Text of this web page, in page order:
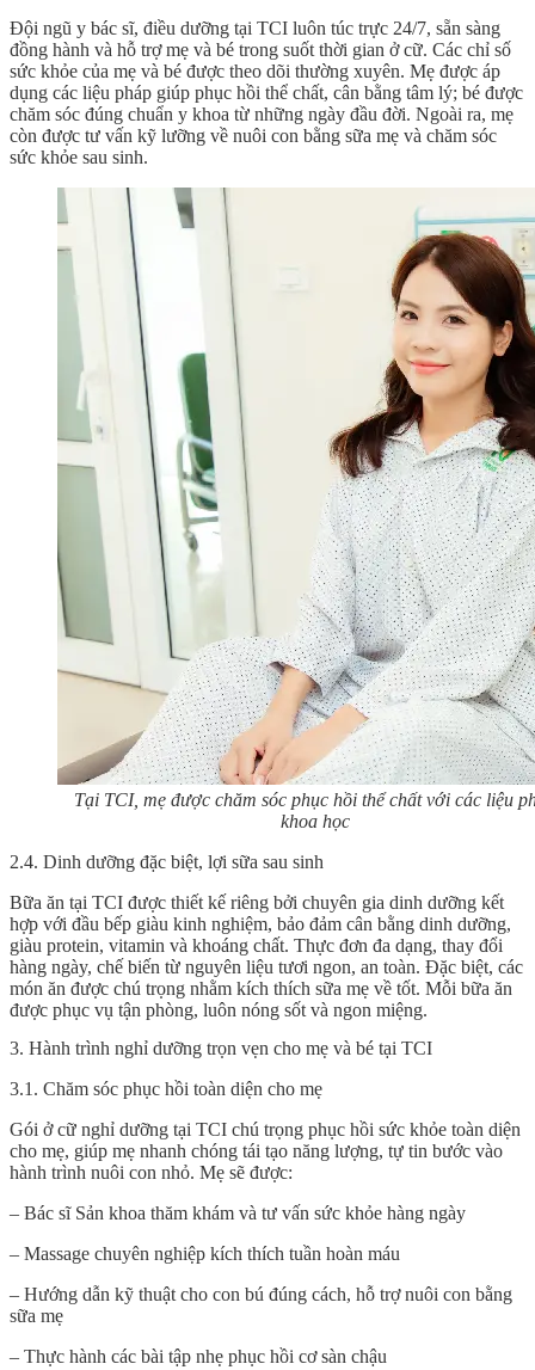
Đội ngũ y bác sĩ, điều dưỡng tại TCI luôn túc trực 24/7, sẵn sàng
đồng hành và hỗ trợ mẹ và bé trong suốt thời gian ở cữ. Các chỉ số
sức khỏe của mẹ và bé được theo dõi thường xuyên. Mẹ được áp
dụng các liệu pháp giúp phục hồi thể chất, cân bằng tâm lý; bé được
chăm sóc đúng chuẩn y khoa từ những ngày đầu đời. Ngoài ra, mẹ
còn được tư vấn kỹ lưỡng về nuôi con bằng sữa mẹ và chăm sóc
sức khỏe sau sinh.
Tại TCI, mẹ được chăm sóc phục hồi thể chất với các liệu
khoa học
2.4. Dinh dưỡng đặc biệt, lợi sữa sau sinh
Bữa ăn tại TCI được thiết kế riêng bởi chuyên gia dinh dưỡng kết
hợp với đầu bếp giàu kinh nghiệm, bảo đảm cân bằng dinh dưỡng,
giàu protein, vitamin và khoáng chất. Thực đơn đa dạng, thay đổi
hàng ngày, chế biến từ nguyên liệu tươi ngon, an toàn. Đặc biệt, các
món ăn được chú trọng nhằm kích thích sữa mẹ về tốt. Mỗi bữa ăn
được phục vụ tận phòng, luôn nóng sốt và ngon miệng.
3. Hành trình nghỉ dưỡng trọn vẹn cho mẹ và bé tại TCI
3.1. Chăm sóc phục hồi toàn diện cho mẹ
Gói ở cữ nghỉ dưỡng tại TCI chú trọng phục hồi sức khỏe toàn diện
cho mẹ, giúp mẹ nhanh chóng tái tạo năng lượng, tự tin bước vào
hành trình nuôi con nhỏ. Mẹ sẽ được:
– Bác sĩ Sản khoa thăm khám và tư vấn sức khỏe hàng ngày
– Massage chuyên nghiệp kích thích tuần hoàn máu
– Hướng dẫn kỹ thuật cho con bú đúng cách, hỗ trợ nuôi con bằng
sữa mẹ
– Thực hành các bài tập nhẹ phục hồi cơ sàn chậu